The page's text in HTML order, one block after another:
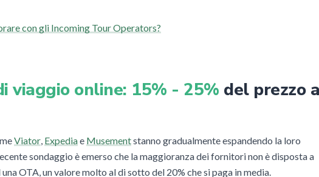
con gli Incoming Tour Operators?
viaggio online: 15% - 25% del prezzo
Viator, Expediae Musementstanno gradualmente espandendo la loro
sondaggio è emerso che la maggioranza dei fornitori non è disposta a
OTA, un valore molto al di sotto del 20% che si paga in media.